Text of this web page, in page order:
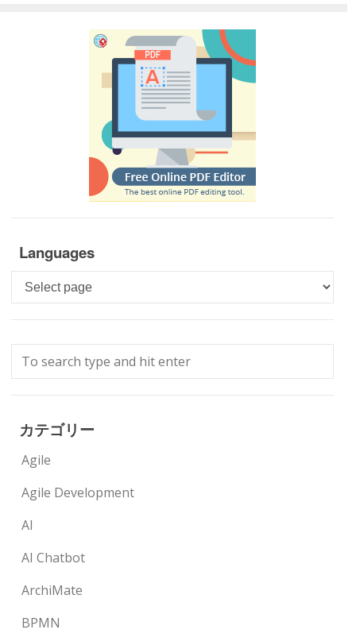
Languages
Languages
カテゴリー
Agile
Agile Development
AI
AI Chatbot
ArchiMate
BPMN